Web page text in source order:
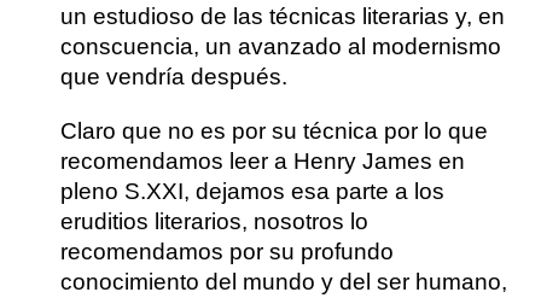
un estudioso de las técnicas literarias y, en
conscuencia, un avanzado al modernismo
que vendría después.
Claro que no es por su técnica por lo que
recomendamos leer a Henry James en
pleno S.XXI, dejamos esa parte a los
eruditios literarios, nosotros lo
recomendamos por su profundo
conocimiento del mundo y del ser humano,